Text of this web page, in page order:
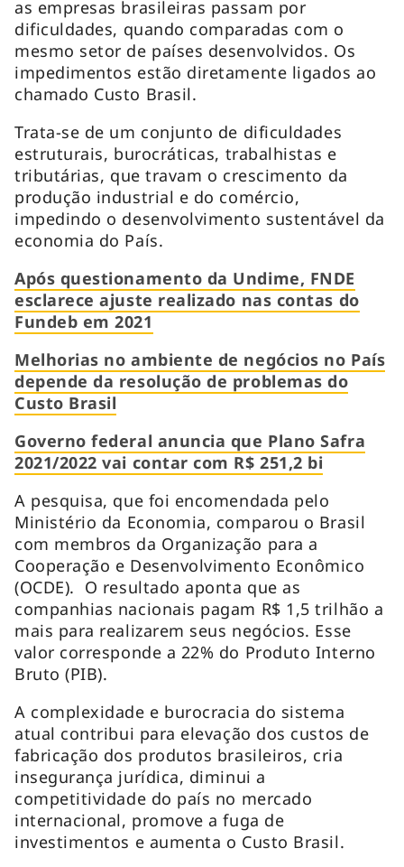
as empresas brasileiras passam por
dificuldades, quando comparadas com o
mesmo setor de países desenvolvidos. Os
impedimentos estão diretamente ligados ao
chamado Custo Brasil.
Trata-se de um conjunto de dificuldades
estruturais, burocráticas, trabalhistas e
tributárias, que travam o crescimento da
produção industrial e do comércio,
impedindo o desenvolvimento sustentável da
economia do País.
Após questionamento da Undime, FNDE
esclarece ajuste realizado nas contas do
Fundeb em 2021
Melhorias no ambiente de negócios no País
depende da resolução de problemas do
Custo Brasil
Governo federal anuncia que Plano Safra
2021/2022 vai contar com R$ 251,2 bi
A pesquisa, que foi encomendada pelo
Ministério da Economia, comparou o Brasil
com membros da Organização para a
Cooperação e Desenvolvimento Econômico
(OCDE). O resultado aponta que as
companhias nacionais pagam R$ 1,5 trilhão a
mais para realizarem seus negócios. Esse
valor corresponde a 22% do Produto Interno
Bruto (PIB).
A complexidade e burocracia do sistema
atual contribui para elevação dos custos de
fabricação dos produtos brasileiros, cria
insegurança jurídica, diminui a
competitividade do país no mercado
internacional, promove a fuga de
investimentos e aumenta o Custo Brasil.